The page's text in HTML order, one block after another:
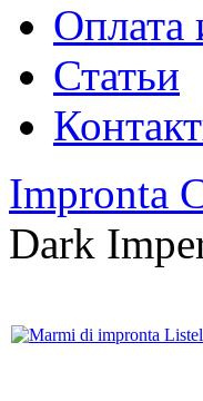
Оплата
Статьи
Impronta
Dark